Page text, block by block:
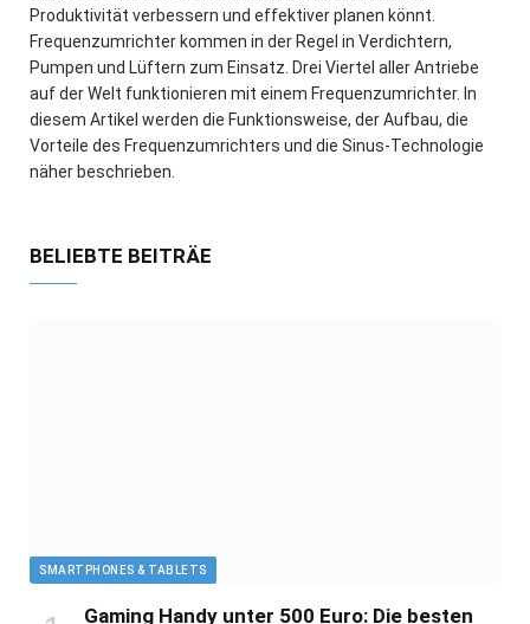
Produktivität verbessern und effektiver planen könnt.
Frequenzumrichter kommen in der Regel in Verdichtern,
Pumpen und Lüftern zum Einsatz. Drei Viertel aller Antriebe
auf der Welt funktionieren mit einem Frequenzumrichter. In
diesem Artikel werden die Funktionsweise, der Aufbau, die
Vorteile des Frequenzumrichters und die Sinus-Technologie
näher beschrieben.
BELIEBTE BEITRÄE
SMARTPHONES & TABLETS
Gaming Handy unter 500 Euro: Die besten